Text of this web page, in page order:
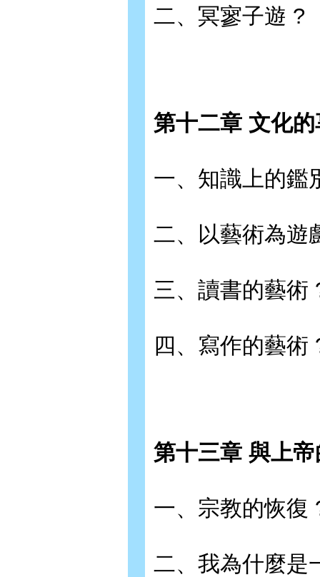
二、冥寥子遊 ?
第十二章 文化
一、知識上的鑑
二、以藝術為遊
三、讀書的藝術
四、寫作的藝術
第十三章 與上
一、宗教的恢復
二、我為什麼是